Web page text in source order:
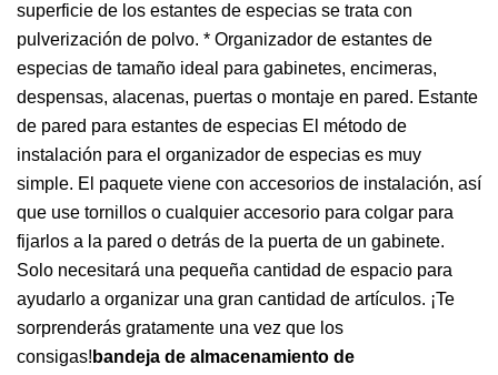
superficie de los estantes de especias se trata con
pulverización de polvo. * Organizador de estantes de
especias de tamaño ideal para gabinetes, encimeras,
despensas, alacenas, puertas o montaje en pared. Estante
de pared para estantes de especias El método de
instalación para el organizador de especias es muy
simple. El paquete viene con accesorios de instalación, así
que use tornillos o cualquier accesorio para colgar para
fijarlos a la pared o detrás de la puerta de un gabinete.
Solo necesitará una pequeña cantidad de espacio para
ayudarlo a organizar una gran cantidad de artículos. ¡Te
sorprenderás gratamente una vez que los
consigas! bandeja de almacenamiento de